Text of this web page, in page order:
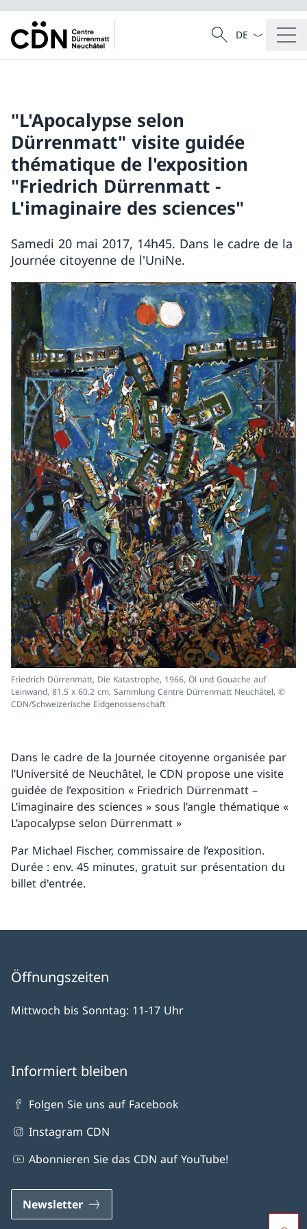
Suche
Suche
Sprach
"L'Apocalypse selon
Dürrenmatt" visite guidée
thématique de l'exposition
"Friedrich Dürrenmatt -
L'imaginaire des sciences"
Samedi 20 mai 2017, 14h45. Dans le cadre de la
Journée citoyenne de l'UniNe.
Friedrich Dürrenmatt, Die Katastrophe, 1966, Öl und Gouache auf
Leinwand, 81.5 x 60.2 cm, Sammlung Centre Dürrenmatt Neuchâtel, ©
CDN/Schweizerische Eidgenossenschaft
Dans le cadre de la Journée citoyenne organisée par
l’Université de Neuchâtel, le CDN propose une visite
guidée de l’exposition « Friedrich Dürrenmatt –
L’imaginaire des sciences » sous l’angle thématique «
L’apocalypse selon Dürrenmatt »
Par Michael Fischer, commissaire de l’exposition.
Durée : env. 45 minutes, gratuit sur présentation du
billet d'entrée.
Öffnungszeiten
Mittwoch bis Sonntag: 11-17 Uhr
Informiert bleiben
Folgen Sie uns auf Facebook
Instagram CDN
Abonnieren Sie das CDN auf YouTube!
Newsletter